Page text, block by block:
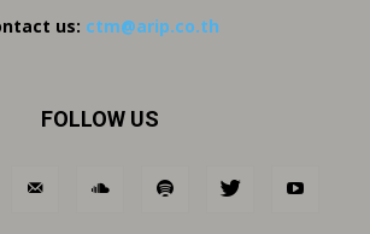
us: ctm@arip.co.th
FOLLOW US